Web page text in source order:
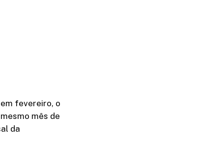
fevereiro, o
mês de
da